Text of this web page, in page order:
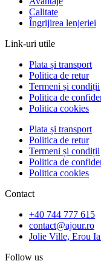
Calitate
Îngrijirea lenjeriei
Link-uri utile
Plata și transport
Politica de retur
Termeni și condiții
Politica de
Politica cookies
Plata și transport
Politica de retur
Termeni și condiții
Politica de
Politica cookies
Contact
+40 744 777 615
contact@ajour.ro
Jolie Ville, Erou
Follow us